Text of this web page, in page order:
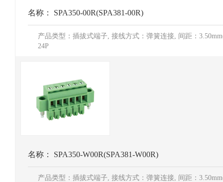
名称： SPA350-00R(SPA381-00R)
产品类型：插拔式端子, 接线方式：弹簧连接, 间距：
24P
名称： SPA350-W00R(SPA381-W00R)
产品类型：插拔式端子, 接线方式：弹簧连接, 间距：